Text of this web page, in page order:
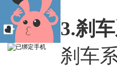
3.刹
刹车